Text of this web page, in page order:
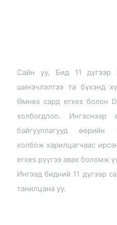
Сайн уу, Бид 11 дүгээр
шинэчлэлтээ та бүхэнд
Өмнөх сард erxes болон
холбогдлоо. Ингэснээр
байгууллагууд өөрийн
холбож харилцагчаас
erxes рүүгээ авах боломж
Ингээд бидний 11 дүгээр
танилцана уу.